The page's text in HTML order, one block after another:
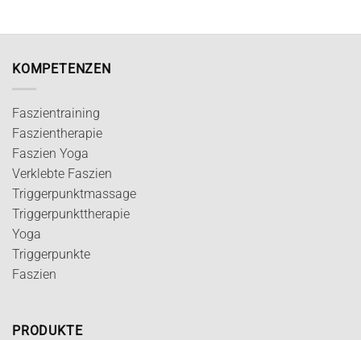
KOMPETENZEN
Faszientraining
Faszientherapie
Faszien Yoga
Verklebte Faszien
Triggerpunktmassage
Triggerpunkttherapie
Yoga
Triggerpunkte
Faszien
PRODUKTE